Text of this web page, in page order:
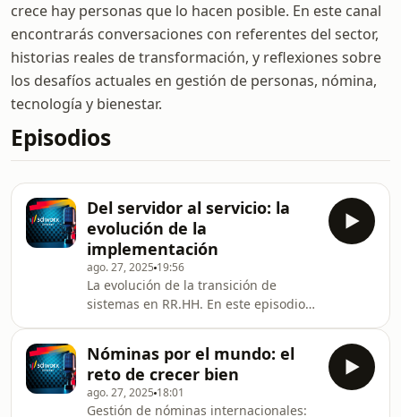
crece hay personas que lo hacen posible. En este canal
encontrarás conversaciones con referentes del sector,
historias reales de transformación, y reflexiones sobre
los desafíos actuales en gestión de personas, nómina,
tecnología y bienestar.
Episodios
Del servidor al servicio: la
evolución de la
implementación
ago. 27, 2025 19:56
La evolución de la transición de
sistemas en RR.HH. En este episodio
responsable de proyectos de
implementación en SD Worx, sobre
cómo los procesos de transición
Nóminas por el mundo: el
reto de crecer bien
ago. 27, 2025 18:01
Gestión de nóminas internacionales: